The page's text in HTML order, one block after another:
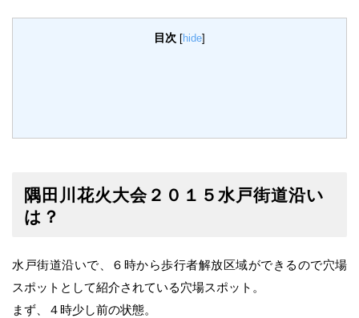
目次 [hide]
隅田川花火大会２０１５水戸街道沿い
は？
水戸街道沿いで、６時から歩行者解放区域ができるので穴場
スポットとして紹介されている穴場スポット。
まず、４時少し前の状態。